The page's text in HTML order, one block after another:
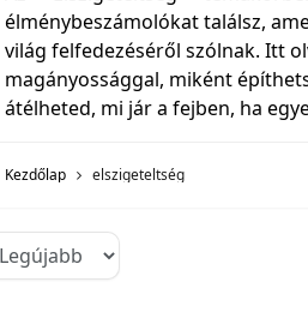
élménybeszámolókat találsz,
világ felfedezéséről szólnak. Itt
magányossággal, miként
átélheted, mi jár a fejben, ha
Kezdőlap elszigeteltség